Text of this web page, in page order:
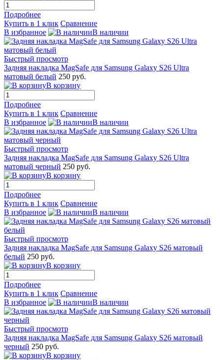
Подробнее
Купить в 1 клик Сравнение
В избранное
В наличии
Быстрый просмотр
Задняя накладка MagSafe для Samsung Galaxy S26 Ultra
матовый белый 250 руб.
В корзину
Подробнее
Купить в 1 клик Сравнение
В избранное
В наличии
Быстрый просмотр
Задняя накладка MagSafe для Samsung Galaxy S26 Ultra
матовый черный 250 руб.
В корзину
Подробнее
Купить в 1 клик Сравнение
В избранное
В наличии
Быстрый просмотр
Задняя накладка MagSafe для Samsung Galaxy S26 матовый
белый 250 руб.
В корзину
Подробнее
Купить в 1 клик Сравнение
В избранное
В наличии
Быстрый просмотр
Задняя накладка MagSafe для Samsung Galaxy S26 матовый
черный 250 руб.
В корзину